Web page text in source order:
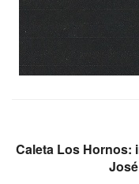
Caleta Los Hornos: